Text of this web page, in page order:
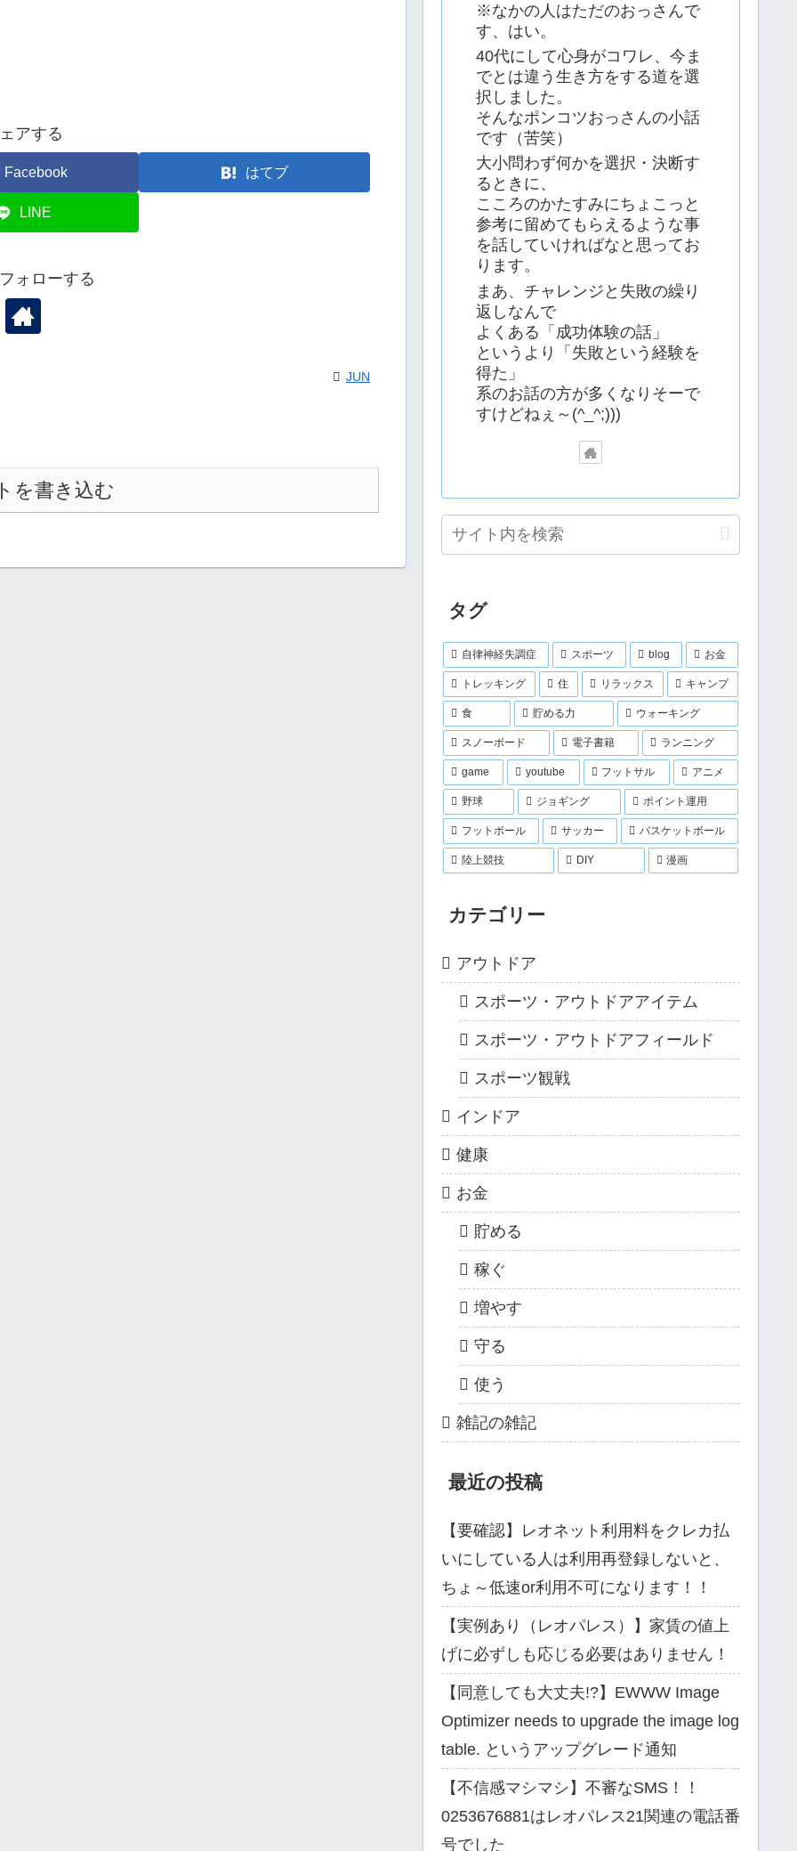
アする
Facebook はてブ
LINE
ォローする
JUN
を書き込む
※なかの人はただのおっさんで
す、はい。
40代にして心身がコワレ、今ま
でとは違う生き方をする道を選
択しました。
そんなポンコツおっさんの小話
です（苦笑）
大小問わず何かを選択・決断す
るときに、
こころのかたすみにちょこっと
参考に留めてもらえるような事
を話していければなと思ってお
ります。
まあ、チャレンジと失敗の繰り
返しなんで
よくある「成功体験の話」
というより「失敗という経験を
得た」
系のお話の方が多くなりそーで
すけどねぇ～(^_^;)))
タグ
自律神経失調症 スポーツ blog お金
トレッキング 住 リラックス キャンプ
食 貯める力 ウォーキング
スノーボード 電子書籍 ランニング
game youtube フットサル アニメ
野球 ジョギング ポイント運用
フットボール サッカー バスケットボール
陸上競技 DIY 漫画
カテゴリー
アウトドア
スポーツ・アウトドアアイテム
スポーツ・アウトドアフィールド
スポーツ観戦
インドア
健康
お金
貯める
稼ぐ
増やす
守る
使う
雑記の雑記
最近の投稿
【要確認】レオネット利用料をクレカ払
いにしている人は利用再登録しないと、
ちょ～低速or利用不可になります！！
【実例あり（レオパレス）】家賃の値上
げに必ずしも応じる必要はありません！
【同意しても大丈夫!?】EWWW Image
Optimizer needs to upgrade the image log
table. というアップグレード通知
【不信感マシマシ】不審なSMS！！
0253676881はレオパレス21関連の電話番
号でした